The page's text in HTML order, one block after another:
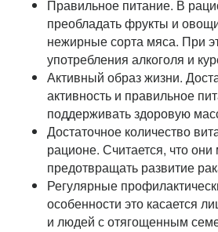
Правильное питание. В
преобладать фрукты и
нежирные сорта мяса. При
употребления алкоголя и
Активный образ жизни.
активность и правильное
поддерживать здоровую
Достаточное количество
рационе. Считается, что они
предотвращать развитие
Регулярные
особенности это касается
и людей с отягощенным